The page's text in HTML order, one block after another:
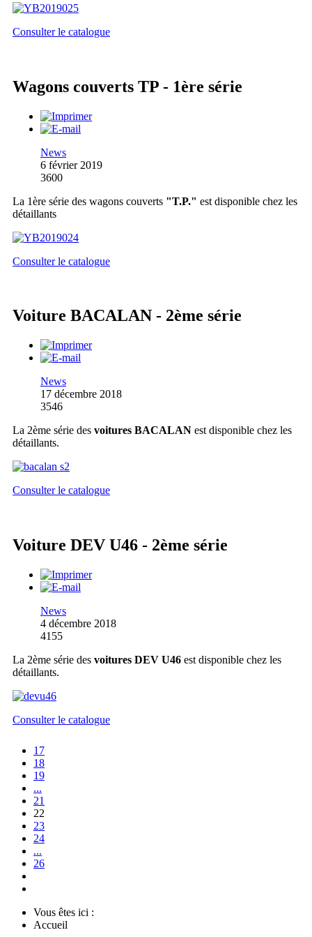
Consulter le catalogue
Wagons couverts TP - 1ère série
News
6 février 2019
3600
La 1ère série des wagons couverts "T.P." est disponible chez les
détaillants
Consulter le catalogue
Voiture BACALAN - 2ème série
News
17 décembre 2018
3546
La 2ème série des voitures BACALAN est disponible chez les
détaillants.
Consulter le catalogue
Voiture DEV U46 - 2ème série
News
4 décembre 2018
4155
La 2ème série des voitures DEV U46 est disponible chez les
détaillants.
Consulter le catalogue
17
18
19
...
21
22
23
24
...
26
Vous êtes ici :
Accueil